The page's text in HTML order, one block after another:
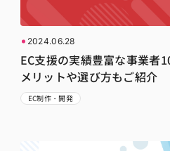
2024.06.28
EC支援の実績豊富な事業者
メリットや選び方もご紹介
EC制作・開発